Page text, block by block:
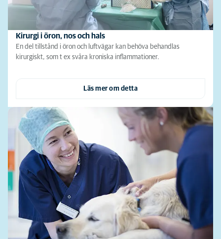
Kirurgi i öron, nos och hals
En del tillstånd i öron och luftvägar kan behöva behandlas
kirurgiskt, som t ex svåra kroniska inflammationer.
Läs mer om detta